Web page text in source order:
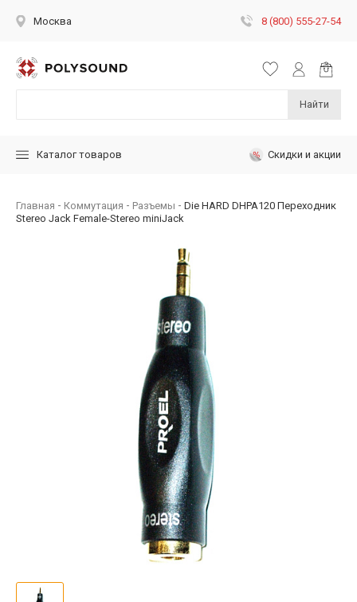
Москва 8 (800) 555-27-54
Найти
Каталог товаров Скидки и акции
Главная Коммутация Разъемы
Die HARD DHPA120 Переходник
Stereo Jack Female-Stereo miniJack